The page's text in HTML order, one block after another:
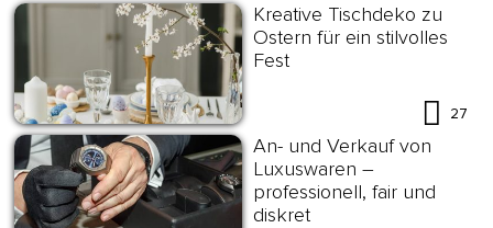
Kreative Tischdeko zu
Ostern für ein stilvolles
Fest
27
An- und Verkauf von
Luxuswaren –
professionell, fair und
diskret